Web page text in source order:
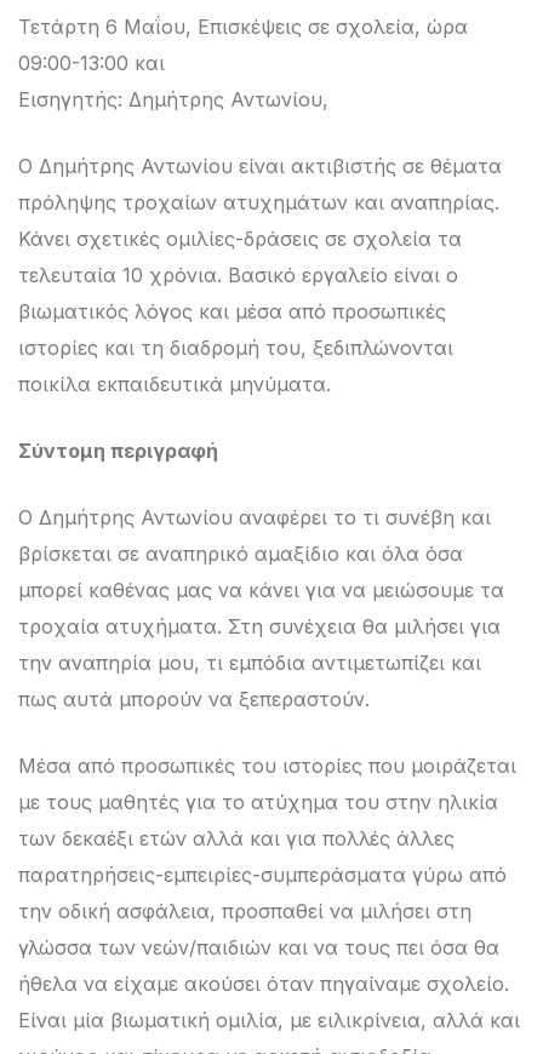
Τετάρτη 6 Μαΐου, Επισκέψεις σε σχολεία, ώρα
09:00-13:00 και
Εισηγητής: Δημήτρης Αντωνίου,
Ο Δημήτρης Αντωνίου είναι ακτιβιστής σε θέματα
πρόληψης τροχαίων ατυχημάτων και αναπηρίας.
Κάνει σχετικές ομιλίες-δράσεις σε σχολεία τα
τελευταία 10 χρόνια. Βασικό εργαλείο είναι ο
βιωματικός λόγος και μέσα από προσωπικές
ιστορίες και τη διαδρομή του, ξεδιπλώνονται
ποικίλα εκπαιδευτικά μηνύματα.
Σύντομη περιγραφή
Ο Δημήτρης Αντωνίου αναφέρει το τι συνέβη και
βρίσκεται σε αναπηρικό αμαξίδιο και όλα όσα
μπορεί καθένας μας να κάνει για να μειώσουμε τα
τροχαία ατυχήματα. Στη συνέχεια θα μιλήσει για
την αναπηρία μου, τι εμπόδια αντιμετωπίζει και
πως αυτά μπορούν να ξεπεραστούν.
Μέσα από προσωπικές του ιστορίες που μοιράζεται
με τους μαθητές για το ατύχημα του στην ηλικία
των δεκαέξι ετών αλλά και για πολλές άλλες
παρατηρήσεις-εμπειρίες-συμπεράσματα γύρω από
την οδική ασφάλεια, προσπαθεί να μιλήσει στη
γλώσσα των νεών/παιδιών και να τους πει όσα θα
ήθελα να είχαμε ακούσει όταν πηγαίναμε σχολείο.
Είναι μία βιωματική ομιλία, με ειλικρίνεια, αλλά και